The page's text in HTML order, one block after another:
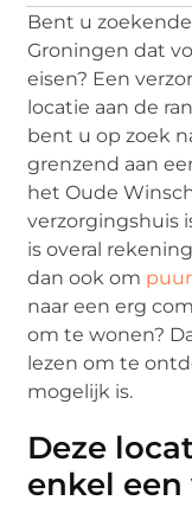
Bent u
Groningen dat
eisen? Een
locatie aan de
bent u op zoek
grenzend aan
het Oude
verzorgingshuis
is overal
dan ook om
naar een erg
om te wonen?
lezen om te
mogelijk is.
Deze
enkel